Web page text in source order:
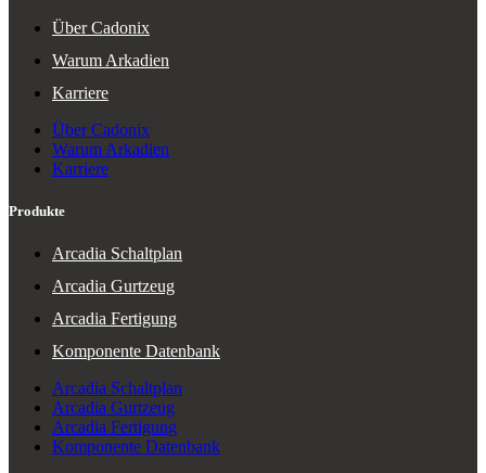
Über Cadonix
Warum Arkadien
Karriere
Über Cadonix
Warum Arkadien
Karriere
Produkte
Arcadia Schaltplan
Arcadia Gurtzeug
Arcadia Fertigung
Komponente Datenbank
Arcadia Schaltplan
Arcadia Gurtzeug
Arcadia Fertigung
Komponente Datenbank